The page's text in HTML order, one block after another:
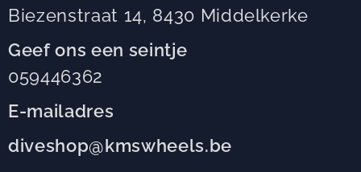
Biezenstraat 14, 8430 Middelkerke
Geef ons een seintje
059446362
E-mailadres
diveshop@kmswheels.be